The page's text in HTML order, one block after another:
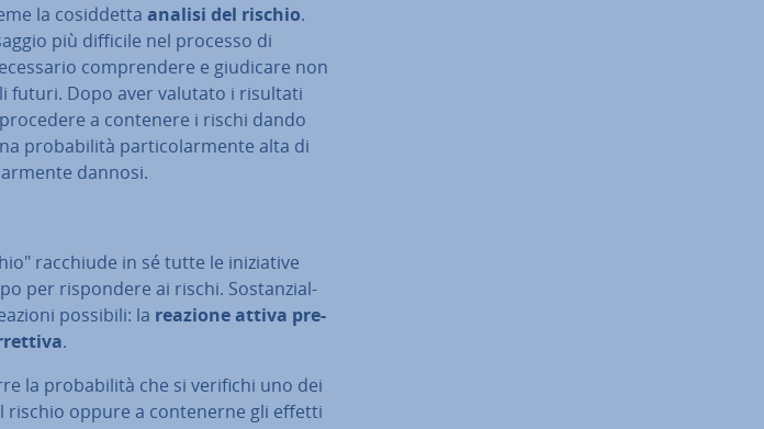
la co­sid­det­ta analisi del rischio.
più difficile nel processo di
com­pren­de­re e giudicare non
futuri. Dopo aver valutato i risultati
a contenere i rischi dando
pro­ba­bi­li­tà par­ti­co­lar­men­te alta di
dannosi.
racchiude in sé tutte le ini­zia­ti­ve
per ri­spon­de­re ai rischi. So­stan­zial­
possibili: la reazione attiva pre­
.
la pro­ba­bi­li­tà che si verifichi uno dei
rischio oppure a con­te­ner­ne gli effetti